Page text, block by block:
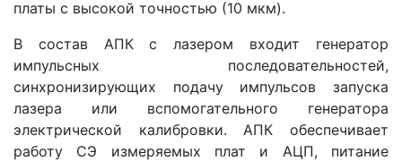
платы с высокой точностью (10 мкм).
В состав АПК с лазером входит генератор
импульсных последовательностей,
синхронизирующих подачу импульсов запуска
лазера или вспомогательного генератора
электрической калибровки. АПК обеспечивает
работу СЭ измеряемых плат и АЦП, питание